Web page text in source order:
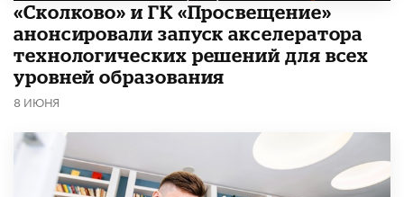
«Сколково» и ГК «Просвещение»
анонсировали запуск акселератора
технологических решений для всех
уровней образования
8 ИЮНЯ